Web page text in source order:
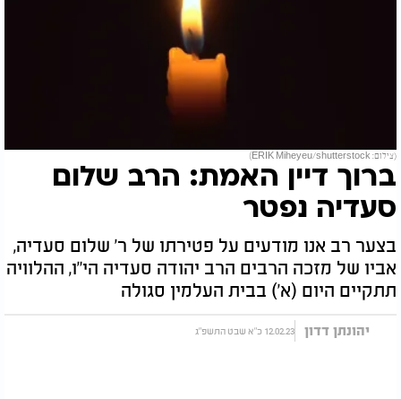
(צילום: ERIK Miheyeu/shutterstock)
ברוך דיין האמת: הרב שלום
סעדיה נפטר
בצער רב אנו מודעים על פטירתו של ר' שלום סעדיה,
אביו של מזכה הרבים הרב יהודה סעדיה הי"ו, ההלוויה
תתקיים היום (א') בבית העלמין סגולה
יהונתן דדון 12.02.23 כ"א שבט התשפ"ג